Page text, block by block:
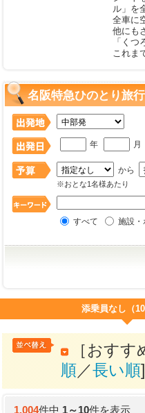
ル」を
全車に
他にも
「く
これま
名阪特急ひのとり旅
年 月
から
※おとな1名様あたり
すべて 施設・
添乗員なし（
［おすす
順／長い順]
1,004件中1～10件を表示